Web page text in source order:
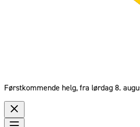
Førstkommende helg, fra lørdag 8.